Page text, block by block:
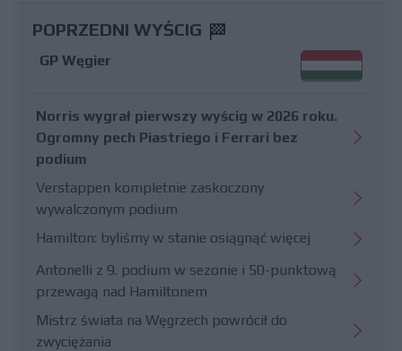
POPRZEDNI WYŚCIG
GP Węgier
Norris wygrał pierwszy wyścig w 2026 roku.
Ogromny pech Piastriego i Ferrari bez
podium
Verstappen kompletnie zaskoczony
wywalczonym podium
Hamilton: byliśmy w stanie osiągnąć więcej
Antonelli z 9. podium w sezonie i 50-punktową
przewagą nad Hamiltonem
Mistrz świata na Węgrzech powrócił do
zwyciężania